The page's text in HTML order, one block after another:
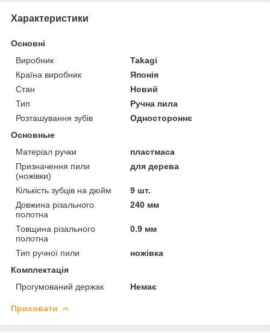
Характеристики
Основні
Виробник
Takagi
Країна виробник
Японія
Стан
Новий
Тип
Ручна пила
Розташування зубів
Одностороннє
Основные
Матеріал ручки
пластмаса
Призначення пили
(ножівки)
для дерева
Кількість зубців на дюйм
9 шт.
Довжина різального
полотна
240 мм
Товщина різального
полотна
0.9 мм
Тип ручної пили
ножівка
Комплектація
Прогумований держак
Немає
Приховати